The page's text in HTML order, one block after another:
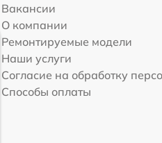
Вакансии
О компании
Ремонтируемые модели
Наши услуги
Согласие на обработку
Способы оплаты